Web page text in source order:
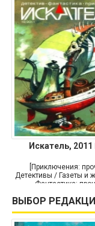
Искатель,
[Приключения:
Детективы / Газеты и
Фантастика:
ВЫБОР